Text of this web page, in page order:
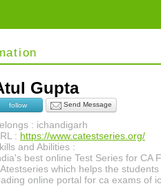
Gupta
follow Send Message
: ichandigarh
: https://www.catestseries.org/
and Abilities :
best online Test Series for CA
which helps the
online portal for ca exams of